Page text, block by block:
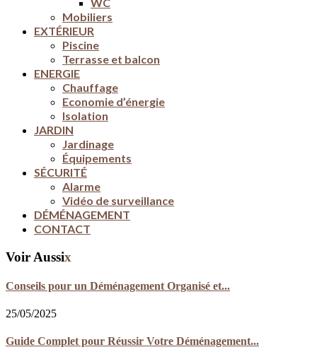
Mobiliers
EXTÉRIEUR
Piscine
Terrasse et balcon
ENERGIE
Chauffage
Economie d’énergie
Isolation
JARDIN
Jardinage
Équipements
SÉCURITÉ
Alarme
Vidéo de surveillance
DÉMÉNAGEMENT
CONTACT
Voir Aussix
Conseils pour un Déménagement Organisé et...
25/05/2025
Guide Complet pour Réussir Votre Déménagement...